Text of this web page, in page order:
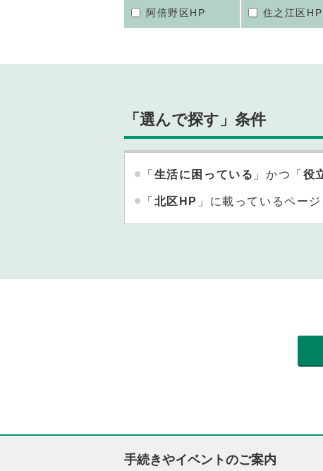
阿倍野区HP 住之江区HP
「選んで探す」条件
「 生活に困っている 」かつ「 役
「 北区HP 」に載っているペー
手続きやイベントのご案内